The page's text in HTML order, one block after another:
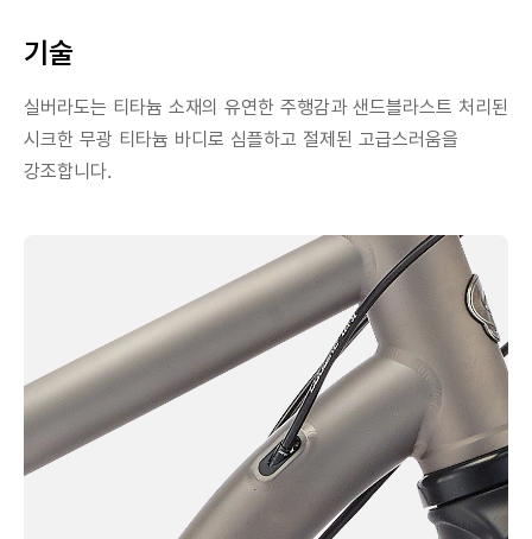
기술
실버라도는 티타늄 소재의 유연한 주행감과 샌드블라스트 처리된
시크한 무광 티타늄 바디로 심플하고 절제된 고급스러움을
강조합니다.